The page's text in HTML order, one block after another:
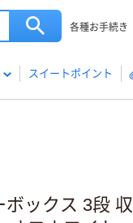
各種お手続き
スイートポイント
ックス 3段 収